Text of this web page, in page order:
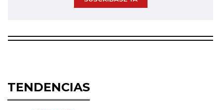
TENDENCIAS